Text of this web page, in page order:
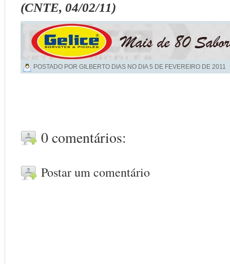
(CNTE, 04/02/11)
POSTADO POR GILBERTO DIAS NO DIA5 DE FEVEREIRO DE 2011
0 comentários:
Postar um comentário